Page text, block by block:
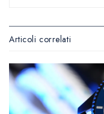
Articoli correlati